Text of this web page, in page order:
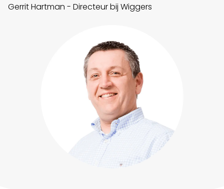
Gerrit Hartman - Directeur bij Wiggers